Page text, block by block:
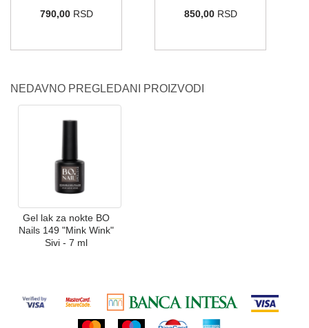
790,00RSD 850,00RSD
NEDAVNO PREGLEDANI PROIZVODI
Gel lak za nokte BO
Nails 149 "Mink Wink"
Sivi - 7 ml